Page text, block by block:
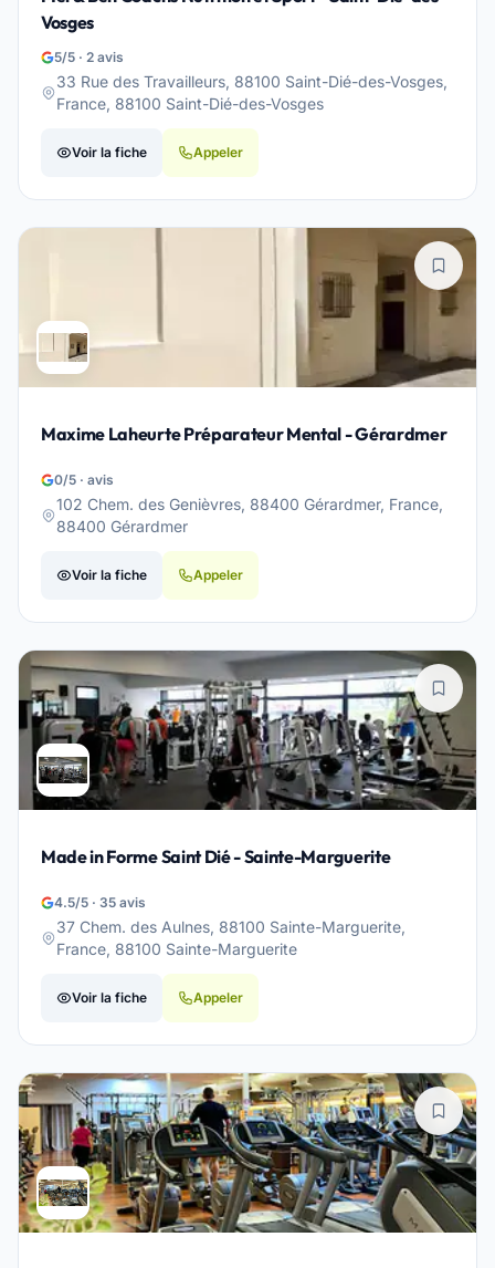
Vosges
5/5 · 2 avis
33 Rue des Travailleurs, 88100 Saint-Dié-des-Vosges,
France, 88100 Saint-Dié-des-Vosges
Voir la fiche Appeler
Maxime Laheurte Préparateur Mental - Gérardmer
0/5 · avis
102 Chem. des Genièvres, 88400 Gérardmer, France,
88400 Gérardmer
Voir la fiche Appeler
Made in Forme Saint Dié - Sainte-Marguerite
4.5/5 · 35 avis
37 Chem. des Aulnes, 88100 Sainte-Marguerite,
France, 88100 Sainte-Marguerite
Voir la fiche Appeler